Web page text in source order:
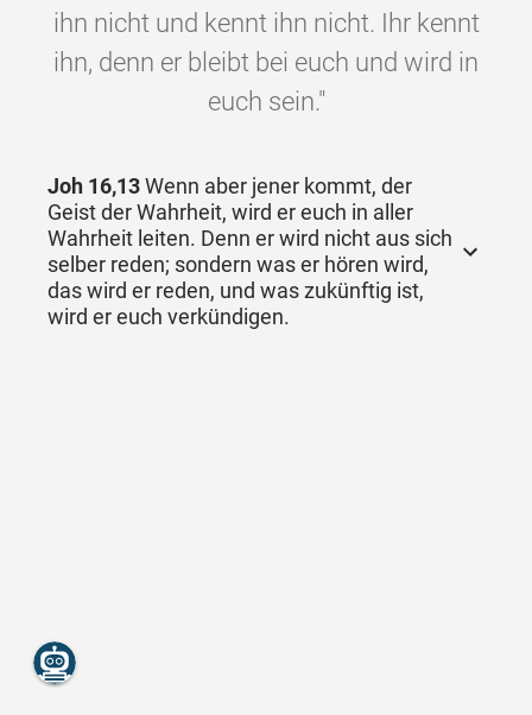
ihn nicht und kennt ihn nicht. Ihr kennt
ihn, denn er bleibt bei euch und wird in
euch sein."
Joh 16,13Wenn aber jener kommt, der
Geist der Wahrheit, wird er euch in aller
Wahrheit leiten. Denn er wird nicht aus sich
selber reden; sondern was er hören wird,
das wird er reden, und was zukünftig ist,
wird er euch verkündigen.